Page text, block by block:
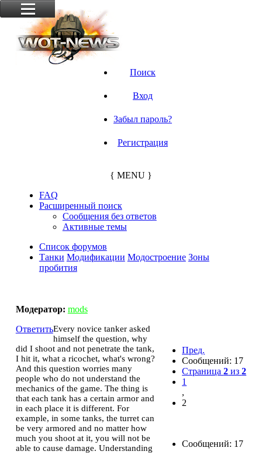
Поиск
Вход
Забыл пароль?
Регистрация
{ MENU }
FAQ
Расширенный поиск
Сообщения без ответов
Активные темы
Список форумов
Танки Модификации Модостроение Зоны
пробития
Модератор: mods
Пред.
Сообщений: 17
Страница2 из2
1
,
2
Сообщений: 17
ОтветитьEvery novice tanker asked
himself the question, why
did I shoot and not penetrate the tank,
I hit it, what a ricochet, what's wrong?
And this question worries many
people who do not understand the
mechanics of the game. The thing is
that each tank has a certain armor and
in each place it is different. For
example, in some tanks, the turret can
be very armored and no matter how
much you shoot at it, you will not be
able to cause damage. Understanding